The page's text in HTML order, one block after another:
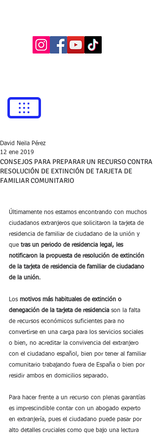
CONSEJOS PARA PREPARAR UN RECURSO CONTRA
RESOLUCIÓN DE EXTINCIÓN DE TARJETA DE
FAMILIAR COMUNITARIO
David Neila Pérez
12 ene 2019
Últimamente nos estamos encontrando con muchos
ciudadanos extranjeros que solicitaron la tarjeta de
residencia de familiar de ciudadano de la unión y
que tras un periodo de residencia legal, les
notificaron la propuesta de resolución de extinción
de la tarjeta de residencia de familiar de ciudadano
de la unión.
Los motivos más habituales de extinción o
denegación de la tarjeta de residencia son la falta
de recursos económicos suficientes para no
convertirse en una carga para los servicios sociales
o bien, no acreditar la convivencia del extranjero
con el ciudadano español, bien por tener al familiar
comunitario trabajando fuera de España o bien por
residir ambos en domicilios separado.
Para hacer frente a un recurso con plenas garantías
es imprescindible contar con un abogado experto
en extranjería, pues el ciudadano puede pasar por
alto detalles cruciales como que bajo una lectura